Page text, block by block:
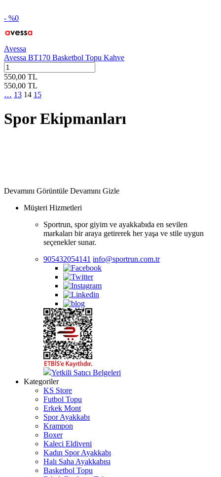
- %0
Avessa
Avessa BT170 Basketbol Topu Kahve
550,00 TL
550,00 TL
… 13 14 15
Spor Ekipmanları
Devamını Görüntüle Devamını Gizle
Müşteri Hizmetleri
Sportrun, spor giyim ve ayakkabıda en sevilen
markaları bir araya getirerek her yaşa ve stile uygun
seçenekler sunar.
905432054141 info@sportrun.com.tr
Yetkili Satıcı Belgeleri
Kategoriler
KS Store
Futbol Topu
Erkek Mont
Spor Ayakkabı
Krampon
Boxer
Kaleci Eldiveni
Kadın Spor Ayakkabı
Halı Saha Ayakkabısı
Basketbol Topu